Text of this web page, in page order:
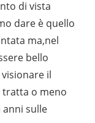
di vista
dare è quello
ma,nel
bello
il
tratta o meno
sulle